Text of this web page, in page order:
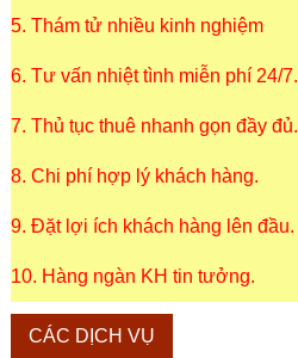
5. Thám tử nhiều kinh nghiệm
6. Tư vấn nhiệt tình miễn phí 24/7.
7. Thủ tục thuê nhanh gọn đầy đủ.
8. Chi phí hợp lý khách hàng.
9. Đặt lợi ích khách hàng lên đầu.
10. Hàng ngàn KH tin tưởng.
CÁC DỊCH VỤ